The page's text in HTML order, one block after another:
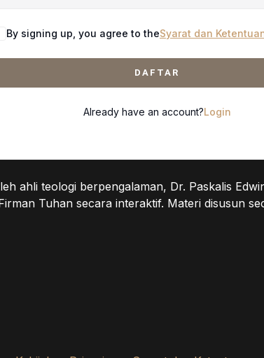
By signing up, you agree to theSyarat dan
DAFTAR
Already have an account?Login
ahli teologi berpengalaman, Dr. Paskalis
Tuhan secara interaktif. Materi disusun